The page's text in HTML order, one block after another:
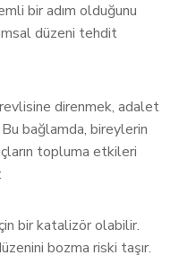
bir adım olduğunu
düzeni tehdit
direnmek, adalet
Bu bağlamda, bireylerin
topluma etkileri
bir katalizör olabilir.
bozma riski taşır.